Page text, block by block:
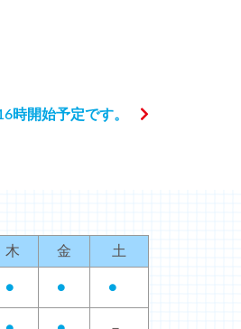
時開始予定です。
木 金 土
● ● ●